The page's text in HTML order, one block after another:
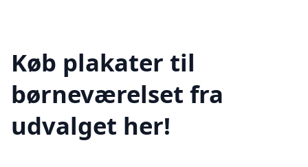
Køb plakater til
børneværelset fra
udvalget her!